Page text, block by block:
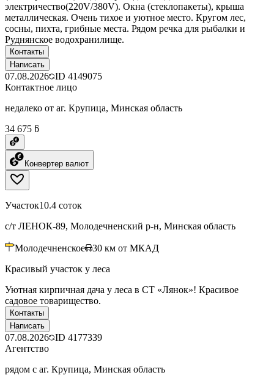
электричество(220V/380V). Окна (стеклопакеты), крыша
металлическая. Очень тихое и уютное место. Кругом лес,
сосны, пихта, грибные места. Рядом речка для рыбалки и
Руднянское водохранилище.
Контакты
Написать
07.08.2026 ID 4149075
Контактное лицо
недалеко от аг. Крупица, Минская область
34 675 ƃ
Конвертер валют
Участок10.4 соток
с/т ЛЕНОК-89, Молодечненский р-н, Минская область
Молодечненское 30 км от МКАД
Красивый участок у леса
Уютная кирпичная дача у леса в СТ «Лянок»! Красивое
садовое товарищество.
Контакты
Написать
07.08.2026 ID 4177339
Агентство
рядом с аг. Крупица, Минская область